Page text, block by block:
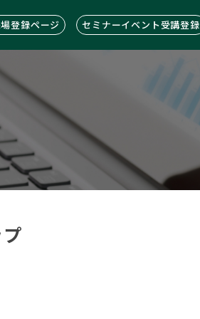
登録ページ セミナーイベント受講登録